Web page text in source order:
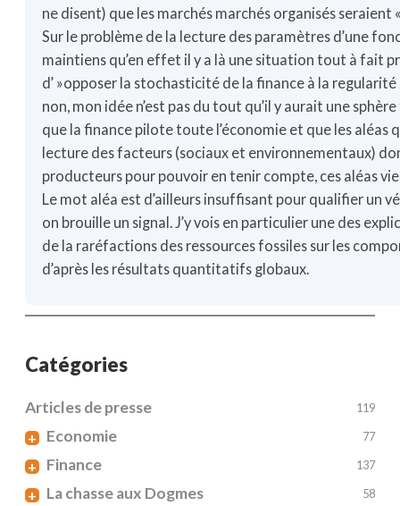
ne disent) que les marchés marchés organisés seraient
Sur le problème de la lecture des paramètres d’une
maintiens qu’en effet il y a là une situation tout à fait
d’ »opposer la stochasticité de la finance à la regularité
non, mon idée n’est pas du tout qu’il y aurait une
que la finance pilote toute l’économie et que les aléas
lecture des facteurs (sociaux et environnementaux)
producteurs pour pouvoir en tenir compte, ces aléas
Le mot aléa est d’ailleurs insuffisant pour qualifier un
on brouille un signal. J’y vois en particulier une des
de la raréfactions des ressources fossiles sur les
d’après les résultats quantitatifs globaux.
Catégories
Articles de presse 119
+ Economie 77
+ Finance 137
+ La chasse aux Dogmes 58